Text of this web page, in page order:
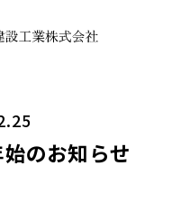
のお知らせ